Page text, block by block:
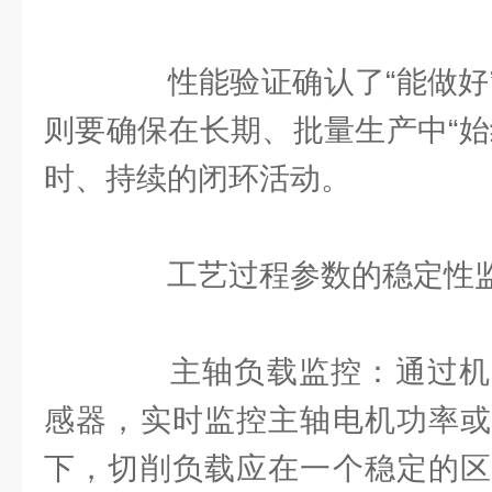
性能验证确认了“能做好
则要确保在长期、批量生产中“
时、持续的闭环活动。
工艺过程参数的稳定性
主轴负载监控：通过机
感器，实时监控主轴电机功率
下，切削负载应在一个稳定的